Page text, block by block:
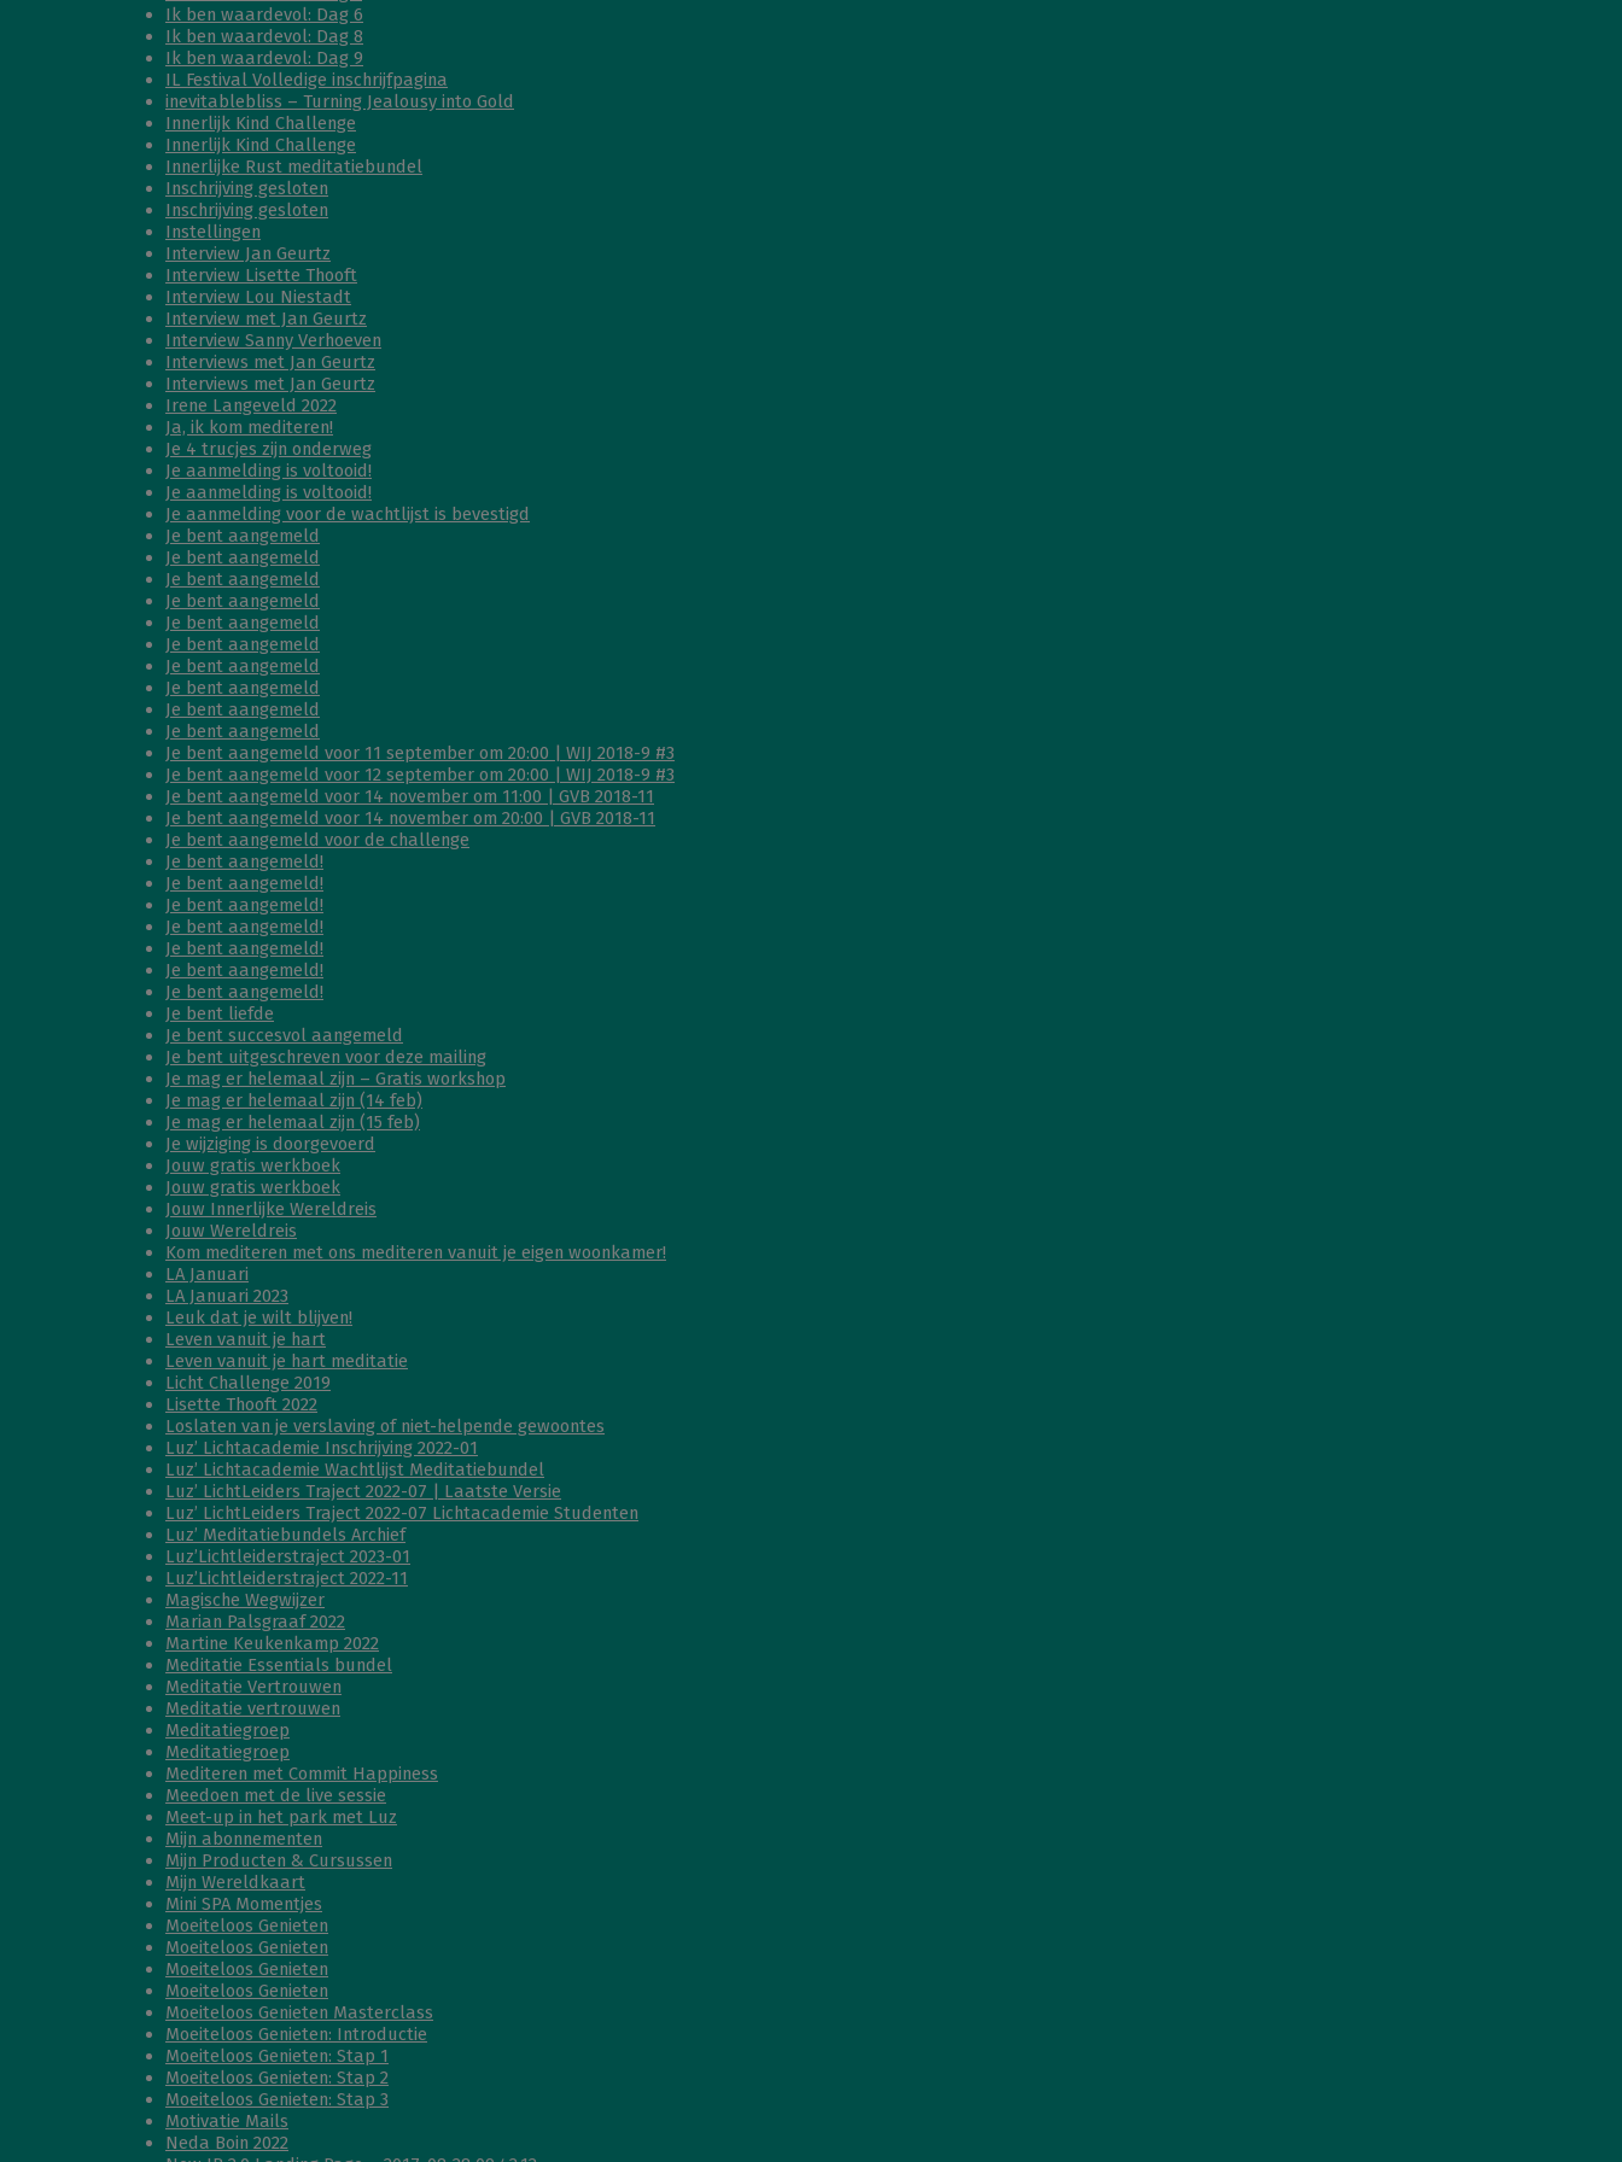
Ik ben waardevol: Dag 6
Ik ben waardevol: Dag 8
Ik ben waardevol: Dag 9
IL Festival Volledige inschrijfpagina
inevitablebliss – Turning Jealousy into Gold
Innerlijk Kind Challenge
Innerlijk Kind Challenge
Innerlijke Rust meditatiebundel
Inschrijving gesloten
Inschrijving gesloten
Instellingen
Interview Jan Geurtz
Interview Lisette Thooft
Interview Lou Niestadt
Interview met Jan Geurtz
Interview Sanny Verhoeven
Interviews met Jan Geurtz
Interviews met Jan Geurtz
Irene Langeveld 2022
Ja, ik kom mediteren!
Je 4 trucjes zijn onderweg
Je aanmelding is voltooid!
Je aanmelding is voltooid!
Je aanmelding voor de wachtlijst is bevestigd
Je bent aangemeld
Je bent aangemeld
Je bent aangemeld
Je bent aangemeld
Je bent aangemeld
Je bent aangemeld
Je bent aangemeld
Je bent aangemeld
Je bent aangemeld
Je bent aangemeld
Je bent aangemeld voor 11 september om 20:00 | WIJ 2018-9 #3
Je bent aangemeld voor 12 september om 20:00 | WIJ 2018-9 #3
Je bent aangemeld voor 14 november om 11:00 | GVB 2018-11
Je bent aangemeld voor 14 november om 20:00 | GVB 2018-11
Je bent aangemeld voor de challenge
Je bent aangemeld!
Je bent aangemeld!
Je bent aangemeld!
Je bent aangemeld!
Je bent aangemeld!
Je bent aangemeld!
Je bent aangemeld!
Je bent liefde
Je bent succesvol aangemeld
Je bent uitgeschreven voor deze mailing
Je mag er helemaal zijn – Gratis workshop
Je mag er helemaal zijn (14 feb)
Je mag er helemaal zijn (15 feb)
Je wijziging is doorgevoerd
Jouw gratis werkboek
Jouw gratis werkboek
Jouw Innerlijke Wereldreis
Jouw Wereldreis
Kom mediteren met ons mediteren vanuit je eigen woonkamer!
LA Januari
LA Januari 2023
Leuk dat je wilt blijven!
Leven vanuit je hart
Leven vanuit je hart meditatie
Licht Challenge 2019
Lisette Thooft 2022
Loslaten van je verslaving of niet-helpende gewoontes
Luz’ Lichtacademie Inschrijving 2022-01
Luz’ Lichtacademie Wachtlijst Meditatiebundel
Luz’ LichtLeiders Traject 2022-07 | Laatste Versie
Luz’ LichtLeiders Traject 2022-07 Lichtacademie Studenten
Luz’ Meditatiebundels Archief
Luz’Lichtleiderstraject 2023-01
Luz’Lichtleiderstraject 2022-11
Magische Wegwijzer
Marian Palsgraaf 2022
Martine Keukenkamp 2022
Meditatie Essentials bundel
Meditatie Vertrouwen
Meditatie vertrouwen
Meditatiegroep
Meditatiegroep
Mediteren met Commit Happiness
Meedoen met de live sessie
Meet-up in het park met Luz
Mijn abonnementen
Mijn Producten & Cursussen
Mijn Wereldkaart
Mini SPA Momentjes
Moeiteloos Genieten
Moeiteloos Genieten
Moeiteloos Genieten
Moeiteloos Genieten
Moeiteloos Genieten Masterclass
Moeiteloos Genieten: Introductie
Moeiteloos Genieten: Stap 1
Moeiteloos Genieten: Stap 2
Moeiteloos Genieten: Stap 3
Motivatie Mails
Neda Boin 2022